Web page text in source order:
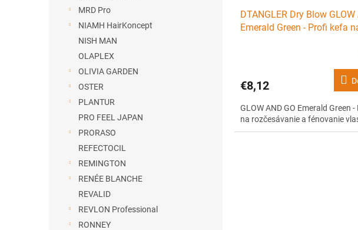
MRD Pro
NIAMH HairKoncept
NISH MAN
OLAPLEX
OLIVIA GARDEN
OSTER
PLANTUR
PRO FEEL JAPAN
PRORASO
REFECTOCIL
REMINGTON
RENÉE BLANCHE
REVALID
REVLON Professional
RONNEY
DTANGLER Dry Blow GLOW
Emerald Green - Profi kefa
€8,12
GLOW AND GO Emerald Green
na rozčesávanie a fénovanie